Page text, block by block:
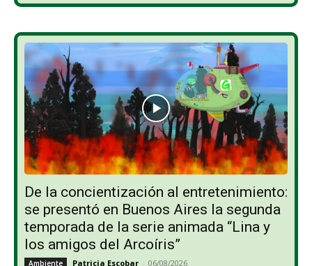
De la concientización al entretenimiento:
se presentó en Buenos Aires la segunda
temporada de la serie animada “Lina y
los amigos del Arcoíris”
Ambiente Patricia Escobar - 06/08/2026